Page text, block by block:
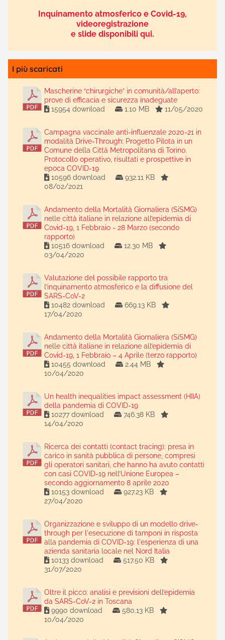
Inquinamento atmosferico e Covid-19,
videoregistrazione
e slide disponibili qui.
I più scaricati
Mascherine “chirurgiche” in comunità/all’aperto:
prove di efficacia e sicurezza inadeguate
15954 download
1.10 MB 11/05/2020
Campagna vaccinale anti-influenzale 2020-21 in
modalità Drive-Through: Progetto Pilota in un
Comune della Città Metropolitana di Torino.
Protocollo operativo, risultati e prospettive in
epoca COVID-19
10596 download
932.11 KB
08/02/2021
Andamento della Mortalità Giornaliera (SiSMG)
nelle città italiane in relazione all’epidemia di
Covid-19, 1 Febbraio - 28 Marzo (secondo
rapporto)
10516 download
12.30 MB
03/04/2020
Valutazione del possibile rapporto tra
l’inquinamento atmosferico e la diffusione del
SARS-CoV-2
10482 download
669.13 KB
17/04/2020
Andamento della Mortalità Giornaliera (SiSMG)
nelle città italiane in relazione all’epidemia di
Covid-19, 1 Febbraio – 4 Aprile (terzo rapporto)
10455 download
2.44 MB
10/04/2020
Un health inequalities impact assessment (HIIA)
della pandemia di COVID-19
10277 download
746.38 KB
14/04/2020
Ricerca dei contatti (contact tracing): presa in
carico in sanità pubblica di persone, compresi
gli operatori sanitari, che hanno ha avuto contatti
con casi COVID-19 nell’Unione Europea –
secondo aggiornamento 8 aprile 2020
10153 download
927.23 KB
27/04/2020
Organizzazione e sviluppo di un modello drive-
through per l'esecuzione di tamponi in risposta
alla pandemia di COVID-19: l'esperienza di una
azienda sanitaria locale nel Nord Italia
10133 download
517.50 KB
31/07/2020
Oltre il picco: analisi e previsioni dell’epidemia
da SARS-CoV-2 in Toscana
9990 download
580.13 KB
10/04/2020